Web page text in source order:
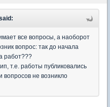
все вопросы, а наоборот
вопрос: так до начала
работ???
т.е. работы публиковались
вопросов не возникло